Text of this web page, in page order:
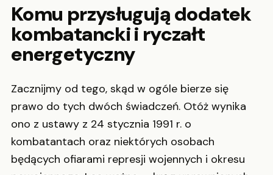
Komu przysługują dodatek
kombatancki i ryczałt
energetyczny
Zacznijmy od tego, skąd w ogóle bierze się
prawo do tych dwóch świadczeń. Otóż wynika
ono z ustawy z 24 stycznia 1991 r. o
kombatantach oraz niektórych osobach
będących ofiarami represji wojennych i okresu